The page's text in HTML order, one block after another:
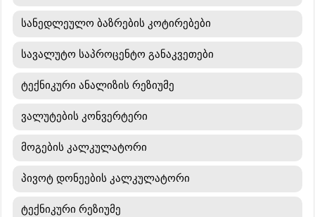
სანედლეულო ბაზრების კოტირებები
სავალუტო საპროცენტო განაკვეთები
ტექნიკური ანალიზის რეზიუმე
ვალუტების კონვერტერი
მოგების კალკულატორი
პივოტ დონეების კალკულატორი
ტექნიკური რეზიუმე